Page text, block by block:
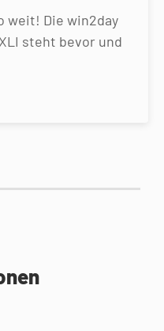
weit! Die win2day
steht bevor und